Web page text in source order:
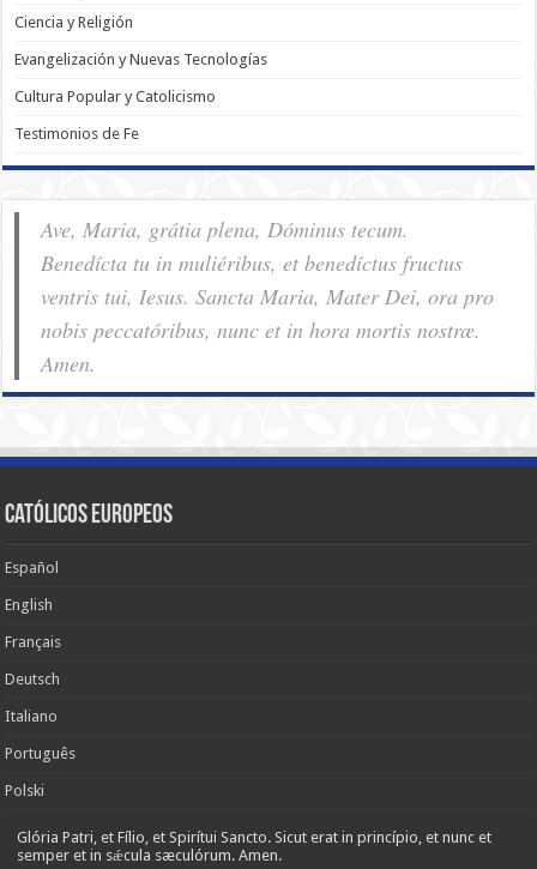
Ciencia y Religión
Evangelización y Nuevas Tecnologías
Cultura Popular y Catolicismo
Testimonios de Fe
Ave, Maria, grátia plena, Dóminus tecum.
Benedícta tu in muliéribus, et benedíctus fructus
ventris tui, Iesus. Sancta Maria, Mater Dei, ora pro
nobis pec­ca­tóribus, nunc et in hora mortis nostræ.
Amen.
Católicos Europeos
Español
English
Français
Deutsch
Italiano
Português
Polski
Glória Patri, et Fílio, et Spirítui Sancto. Sicut erat in princípio, et nunc et
semper et in sǽcula sæculórum. Amen.